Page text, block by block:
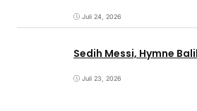
Juli 24, 2026
Sedih Messi, Hymne
Juli 23, 2026